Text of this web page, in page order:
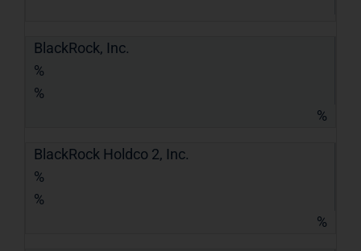
BlackRock, Inc.
%
%
%
BlackRock Holdco 2, Inc.
%
%
%